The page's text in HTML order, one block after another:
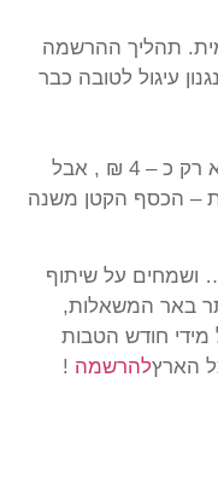
תהליך ההרשמה
עיגול לטובה כבר
ממוצע התרומה החודשית לאדם הוא רק כ – 4 ₪ , אבל
– הכסף הקטן משנה
ושמחים על שיתוף
באר המשאלות,
מידי חודש הטבות
הארץ
! להרשמה